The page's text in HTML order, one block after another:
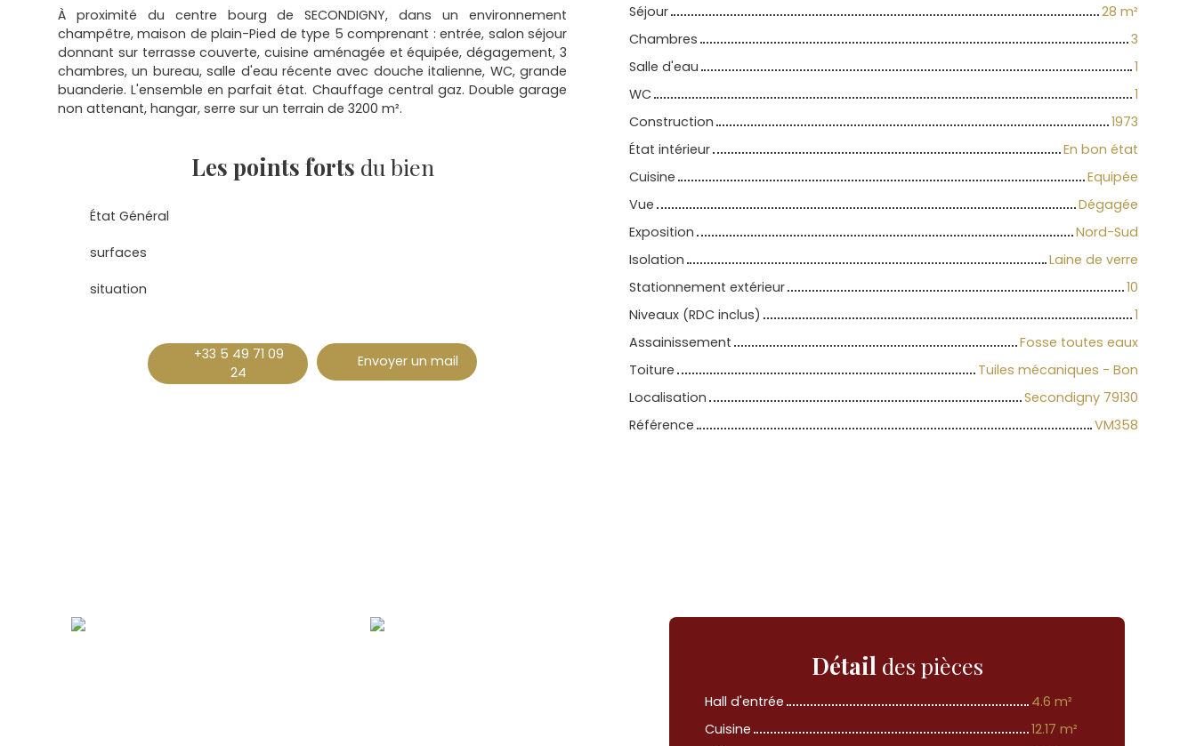
À proximité du centre bourg de SECONDIGNY, dans un environnement
champêtre, maison de plain-Pied de type 5 comprenant : entrée, salon séjour
donnant sur terrasse couverte, cuisine aménagée et équipée, dégagement, 3
chambres, un bureau, salle d'eau récente avec douche italienne, WC, grande
buanderie. L'ensemble en parfait état. Chauffage central gaz. Double garage
non attenant, hangar, serre sur un terrain de 3200 m².
Les points forts du bien
État Général
surfaces
situation
+33 5 49 71 09
24
Envoyer un mail
Séjour
28 m²
Chambres
3
Salle d'eau
1
WC
1
Construction
1973
État intérieur
En bon état
Cuisine
Equipée
Vue
Dégagée
Exposition
Nord-Sud
Isolation
Laine de verre
Stationnement extérieur
10
Niveaux (RDC inclus)
1
Assainissement
Fosse toutes eaux
Toiture
Tuiles mécaniques - Bon
Localisation
Secondigny 79130
Référence
VM358
Détail des pièces
Hall d'entrée
4.6 m²
Cuisine
12.17 m²